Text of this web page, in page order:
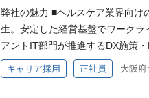
で仕事を推進できる方 ・将来は
ちの方 ・日商簿記３級以上の資
支援・システム開発・運用保守
紹介！ VISION：優れたチームワ
よび社員のサポートによる会社へ
弊社の魅力 ■ヘルスケア業界向け
生。安定した経営基盤でワーク
アントIT部門が推進するDX施策
上流工程に専念いただきます 必
（業務要件／機能要件／非機能要
キャリア採用 正社員 大阪府